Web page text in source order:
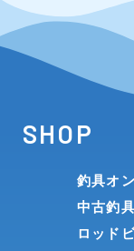
SHOP
釣具オ
中古釣
ロッド